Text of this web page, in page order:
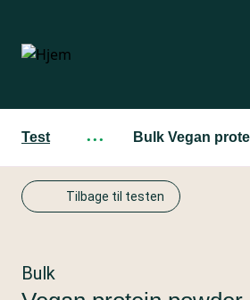
hovedindhold
Test ··· Bulk Vegan
Tilbage til testen
Bulk